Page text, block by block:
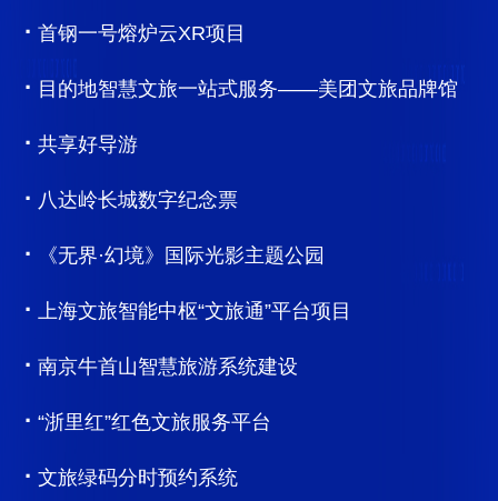
· 首钢一号熔炉云XR项目
· 目的地智慧文旅一站式服务——美团文旅品牌馆
· 共享好导游
· 八达岭长城数字纪念票
· 《无界·幻境》国际光影主题公园
· 上海文旅智能中枢“文旅通”平台项目
· 南京牛首山智慧旅游系统建设
· “浙里红”红色文旅服务平台
· 文旅绿码分时预约系统